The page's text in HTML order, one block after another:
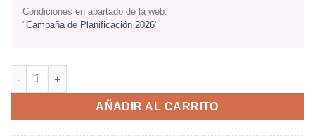
Condiciones en apartado de la web:
"Campaña de Planificación 2026"
AÑADIR AL CARRITO